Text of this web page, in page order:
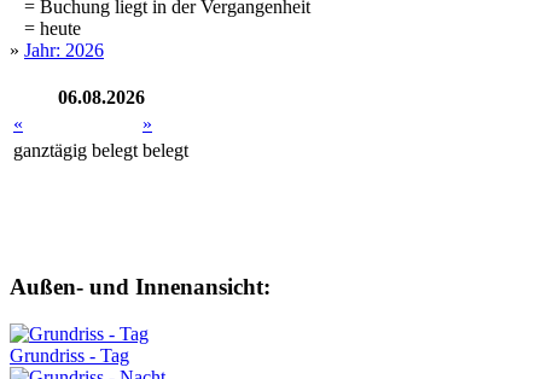
= Buchung liegt in der Vergangenheit
= heute
» Jahr: 2026
06.08.2026
«
»
ganztägig belegt belegt
Außen- und Innenansicht:
Grundriss - Tag